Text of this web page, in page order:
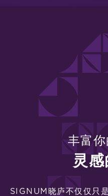
丰富
灵
SIGNUM晓庐不仅仅只